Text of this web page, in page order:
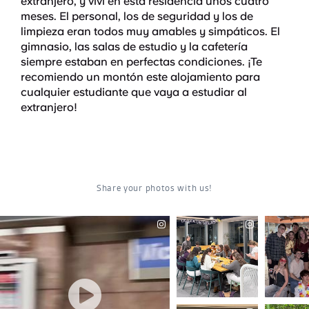
meses. El personal, los de seguridad y los de
limpieza eran todos muy amables y simpáticos. El
gimnasio, las salas de estudio y la cafetería
siempre estaban en perfectas condiciones. ¡Te
recomiendo un montón este alojamiento para
cualquier estudiante que vaya a estudiar al
extranjero!